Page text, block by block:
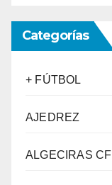
Categorías
+ FÚTBOL
AJEDREZ
ALGECIRAS CF